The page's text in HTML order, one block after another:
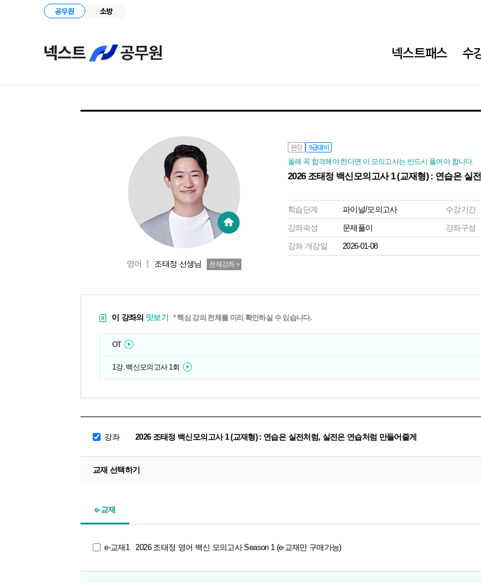
공무원 소방
넥스트패스 수
완강 9급대비
올해 꼭 합격해야 한다면 이 모의고사는 반드시 풀어야 합니다.
2026 조태정 백신모의고사 1 (교재형) : 연습은 실
영어 조태정 선생님 전체강좌 >
학습단계 파이널/모의고사 수강기간
강좌속성
문제풀이 강좌구성
강좌 개강일
2026-01-08
이 강좌의 맛보기 * 핵심 강의 전체를 미리 확인하실 수 있습니다.
OT
1강. 백신모의고사 1회
강좌 2026 조태정 백신모의고사 1 (교재형) : 연습은 실전처럼, 실전은 연습처럼 만들어줄게
교재 선택하기
e-교재
e-교재1 2026 조태정 영어 백신 모의고사 Season 1 (e-교재만 구매가능)